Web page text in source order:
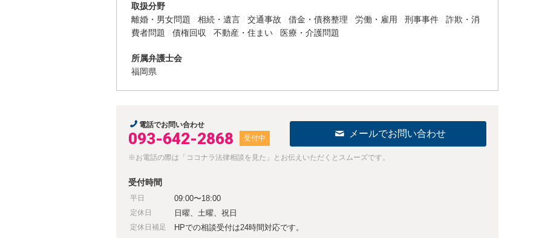
取扱分野
離婚・男女問題
相続・遺言 交通事故 借金・債務整理 労働・雇用 刑事事件
詐欺・消
費者問題
債権回収 不動産・住まい 医療・介護問題
所属弁護士会
福岡県
電話でお問い合わせ
093-642-2868 受付中 メールでお問い合わせ
※お電話の際は「ココナラ法律相談を見た」とお伝えいただくとスムーズです。
受付時間
平日 09:00〜18:00
定休日 日曜、土曜、祝日
定休日補足 HPでの相談受付は24時間対応です。